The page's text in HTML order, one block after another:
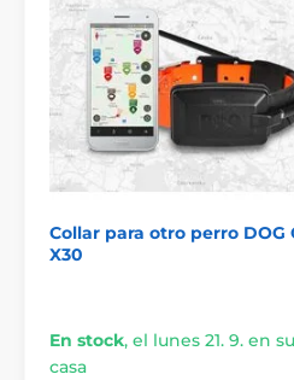
Las especificaciones
previo aviso. Las imágenes
carácter ilustrativo.
El producto aparece en
Collar para otro perro DOG
X30
En stock, el lunes 21. 9. en su
casa